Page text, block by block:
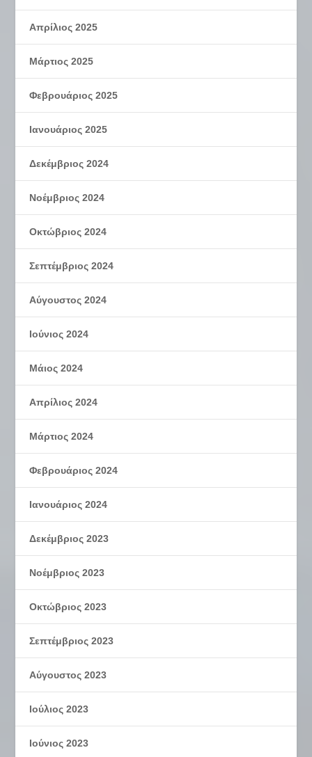
Απρίλιος 2025
Μάρτιος 2025
Φεβρουάριος 2025
Ιανουάριος 2025
Δεκέμβριος 2024
Νοέμβριος 2024
Οκτώβριος 2024
Σεπτέμβριος 2024
Αύγουστος 2024
Ιούνιος 2024
Μάιος 2024
Απρίλιος 2024
Μάρτιος 2024
Φεβρουάριος 2024
Ιανουάριος 2024
Δεκέμβριος 2023
Νοέμβριος 2023
Οκτώβριος 2023
Σεπτέμβριος 2023
Αύγουστος 2023
Ιούλιος 2023
Ιούνιος 2023